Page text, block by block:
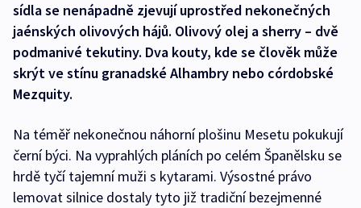
sídla se nenápadně zjevují uprostřed nekonečných
jaénských olivových hájů. Olivový olej a sherry – dvě
podmanivé tekutiny. Dva kouty, kde se člověk může
skrýt ve stínu granadské Alhambry nebo córdobské
Mezquity.
Na téměř nekonečnou náhorní plošinu Mesetu pokukují
černí býci. Na vyprahlých pláních po celém Španělsku se
hrdě tyčí tajemní muži s kytarami. Výsostné právo
lemovat silnice dostaly tyto již tradiční bezejmenné